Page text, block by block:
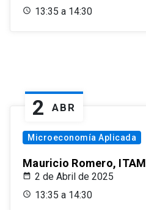
13:35 a 14:30
2 ABR
Microeconomía Aplicada
Mauricio Romero, ITAM
2 de Abril de 2025
13:35 a 14:30